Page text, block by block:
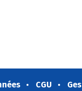
CGU